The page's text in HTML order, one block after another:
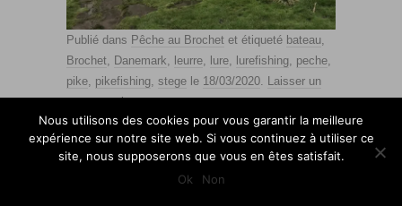
Publié dans Pêche au Brochet et étiqueté bateau
Brochet
Danemark leurre lure lurefishing peche
pike pikefishing stege le 18/03/2020
Laisser un
commentaire
Nous utilisons des cookies pour vous garantir la meilleure
expérience sur notre site web. Si vous continuez à utiliser ce
site, nous supposerons que vous en êtes satisfait.
Ok
Non